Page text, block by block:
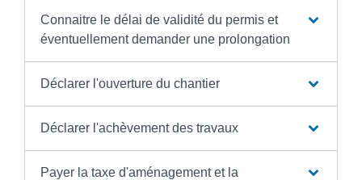
Connaitre le délai de validité du permis et
éventuellement demander une prolongation
Déclarer l'ouverture du chantier
Déclarer l'achèvement des travaux
Payer la taxe d'aménagement et la